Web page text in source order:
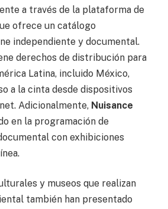
a través de la plataforma de
ofrece un catálogo
independiente y documental.
derechos de distribución para
Latina, incluido México,
a la cinta desde dispositivos
Adicionalmente, Nuisance
en la programación de
con exhibiciones
y museos que realizan
también han presentado